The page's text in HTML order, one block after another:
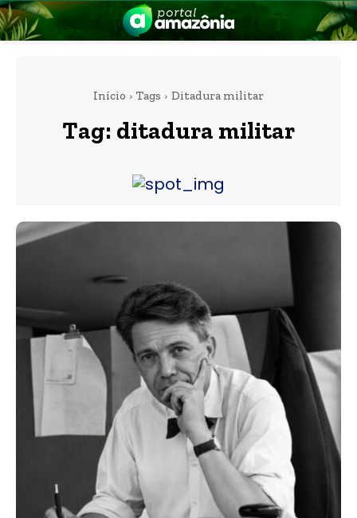
Início Tags Ditadura militar
Tag: ditadura militar